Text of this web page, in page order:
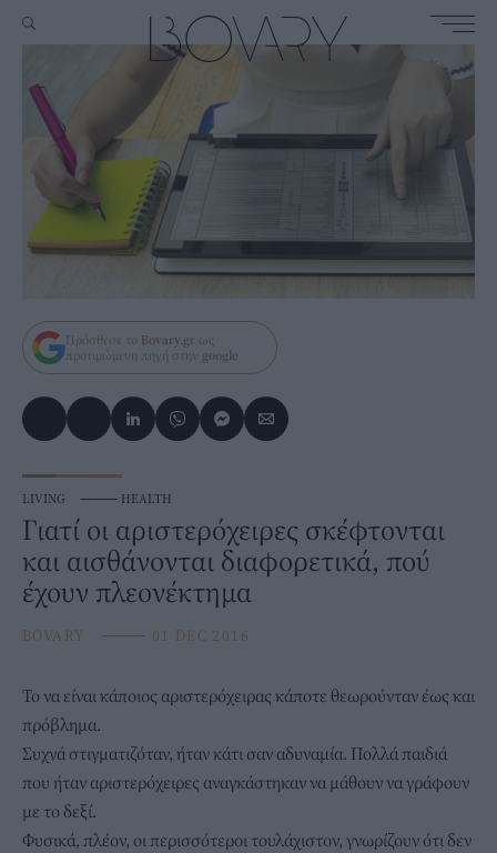
Πρόσθεσε το Bovary.gr ως
προτιμώμενη πηγή στην google
LIVING ⸻ HEALTH
Γιατί οι αριστερόχειρες σκέφτονται
και αισθάνονται διαφορετικά, πού
έχουν πλεονέκτημα
BOVARY ⸻ 01 DEC 2016
Το να είναι κάποιος αριστερόχειρας κάποτε θεωρούνταν έως και
πρόβλημα.
Συχνά στιγματιζόταν, ήταν κάτι σαν αδυναμία. Πολλά παιδιά
που ήταν αριστερόχειρες αναγκάστηκαν να μάθουν να γράφουν
με το δεξί.
Φυσικά, πλέον, οι περισσότεροι τουλάχιστον, γνωρίζουν ότι δεν